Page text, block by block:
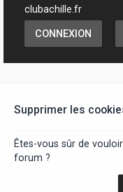
clubachille.fr
CONNEXION
Supprimer les
Êtes-vous sûr de
forum ?